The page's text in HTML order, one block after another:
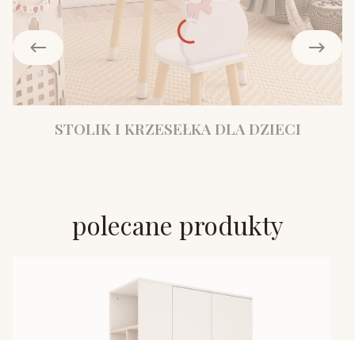
STOLIK I KRZESEŁKA DLA DZIECI
polecane produkty